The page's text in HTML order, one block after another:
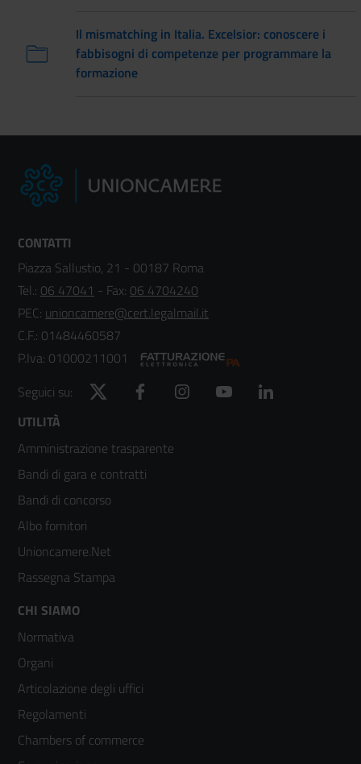
Il mismatching in Italia. Excelsior: conoscere i
fabbisogni di competenze per programmare la
formazione
CONTATTI
Piazza Sallustio, 21 - 00187 Roma
Tel.: 06 47041 - Fax: 06 4704240
PEC: unioncamere@cert.legalmail.it
C.F.: 01484460587
P.Iva: 01000211001
Seguici su:
Twitter Facebook Instagram YouTube
Footer
menù
colonna
2
UTILITÀ
Amministrazione trasparente
Bandi di gara e contratti
Bandi di concorso
Albo fornitori
Unioncamere.Net
Rassegna Stampa
Footer
menù
colonna
3
CHI SIAMO
Normativa
Organi
Articolazione degli uffici
Regolamenti
Chambers of commerce